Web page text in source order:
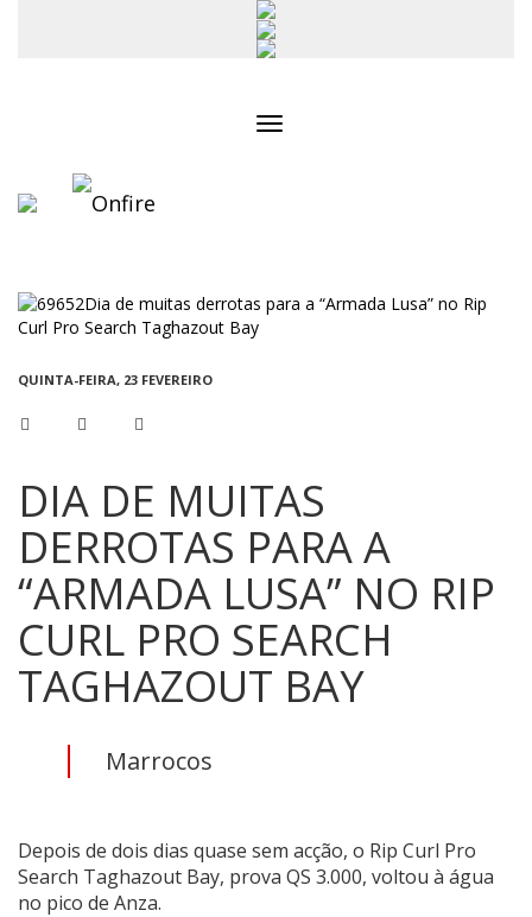
QUINTA-FEIRA, 23 FEVEREIRO
DIA DE MUITAS
DERROTAS PARA A
“ARMADA LUSA” NO RIP
CURL PRO SEARCH
TAGHAZOUT BAY
Marrocos
Depois de dois dias quase sem acção, o Rip Curl Pro
Search Taghazout Bay, prova QS 3.000, voltou à água
no pico de Anza.